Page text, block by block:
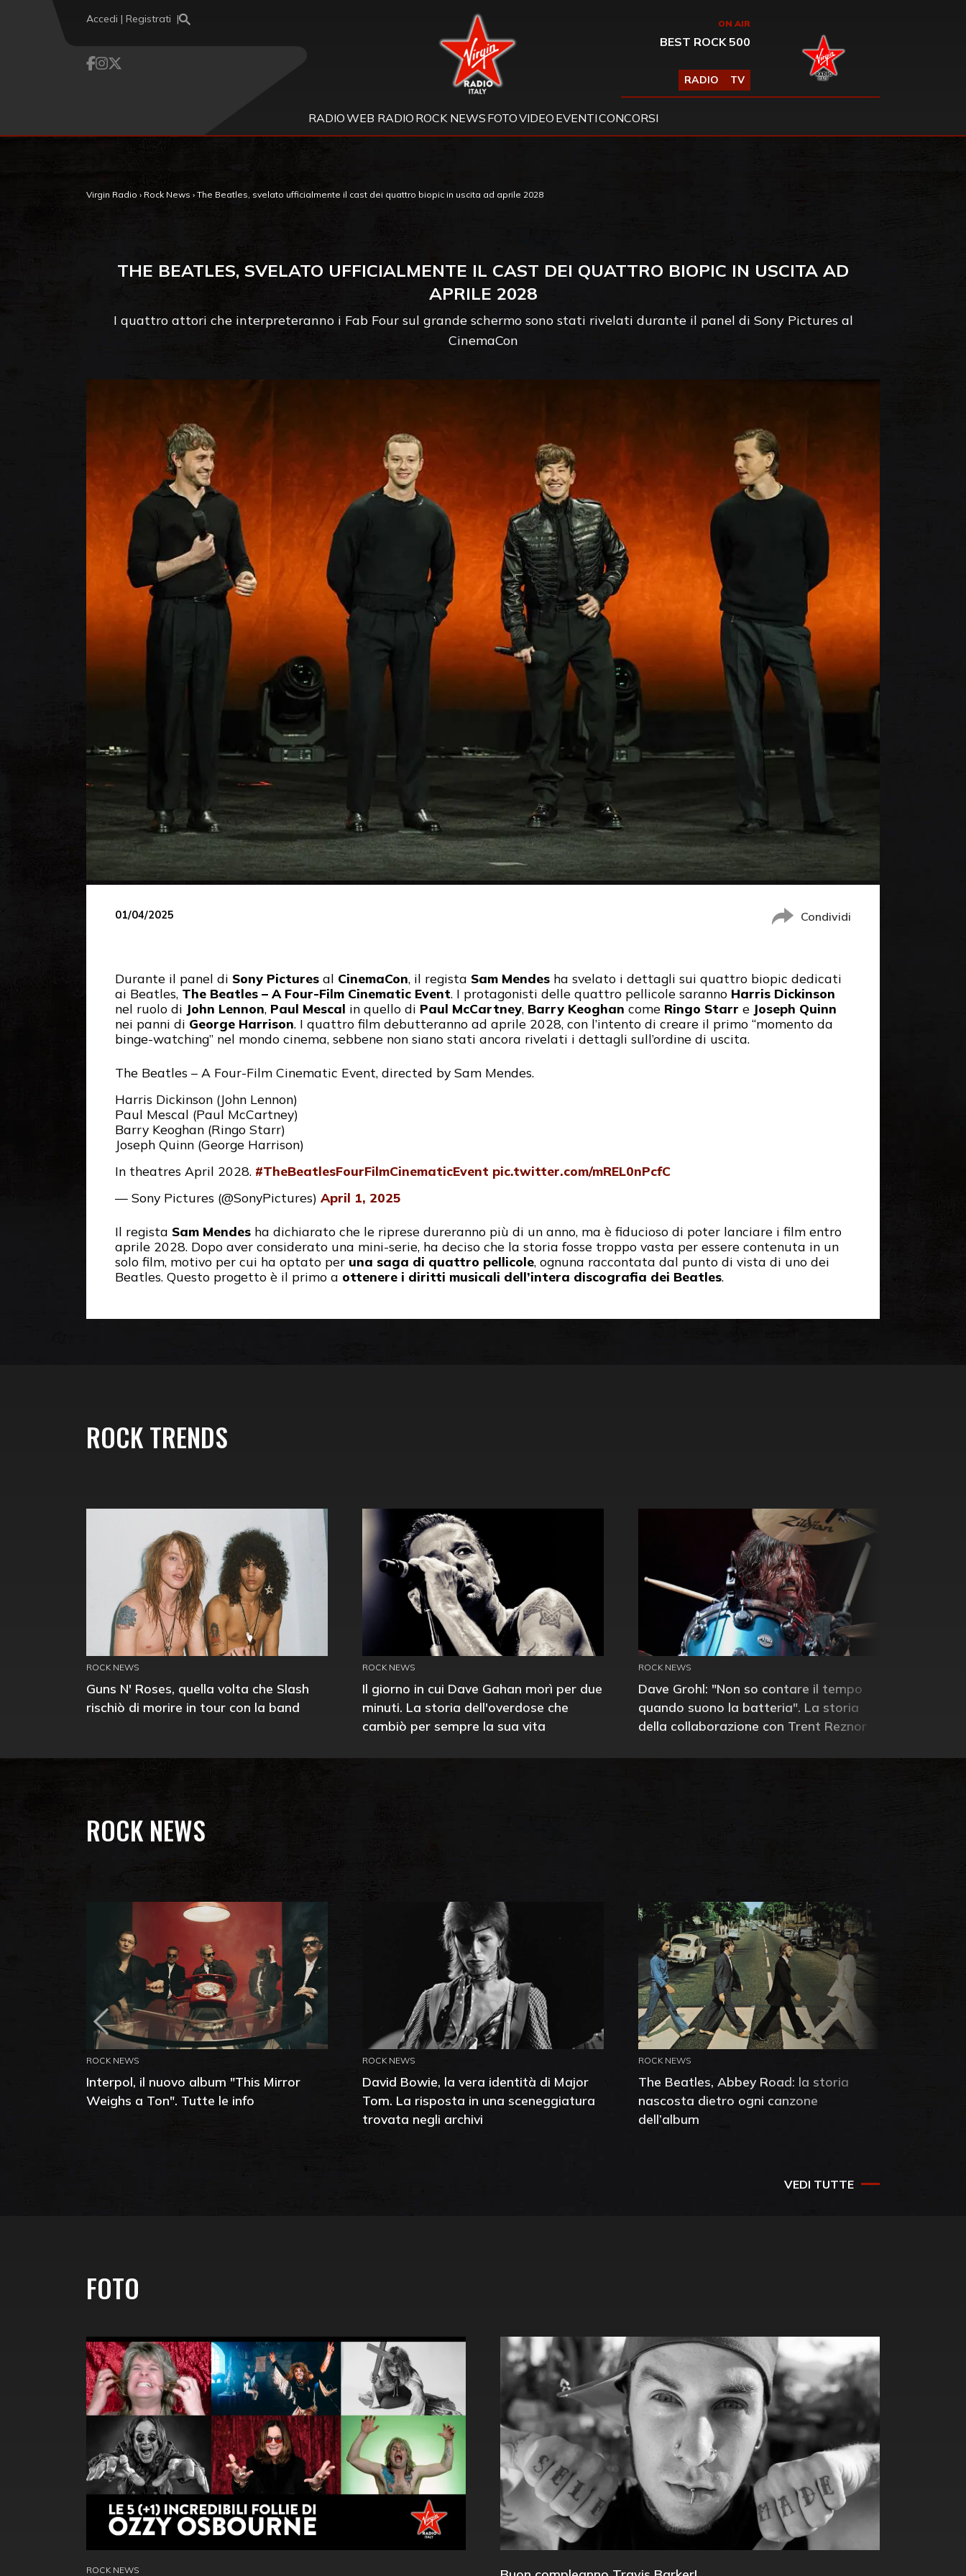
Accedi | Registrati Virgin Radio ON AIR
BEST ROCK 500
RADIO TV
RADIOWEB RADIO ROCK NEWS FOTOVIDEO EVENTICONCORSI
Virgin Radio › Rock News › The Beatles, svelato ufficialmente il cast dei quattro biopic in uscita ad aprile 2028
THE BEATLES, SVELATO UFFICIALMENTE IL CAST DEI QUATTRO BIOPIC IN USCITA AD
APRILE 2028
I quattro attori che interpreteranno i Fab Four sul grande schermo sono stati rivelati durante il panel di Sony Pictures al
CinemaCon
01/04/2025 Condividi
Durante il panel di Sony Pictures al CinemaCon, il regista Sam Mendes ha svelato i dettagli sui quattro biopic dedicati
ai Beatles, The Beatles – A Four-Film Cinematic Event. I protagonisti delle quattro pellicole saranno Harris Dickinson
nel ruolo di John Lennon, Paul Mescal in quello di Paul McCartney, Barry Keoghan come Ringo Starr e Joseph Quinn
nei panni di George Harrison. I quattro film debutteranno ad aprile 2028, con l’intento di creare il primo “momento da
binge-watching” nel mondo cinema, sebbene non siano stati ancora rivelati i dettagli sull’ordine di uscita.
The Beatles – A Four-Film Cinematic Event, directed by Sam Mendes.
Harris Dickinson (John Lennon)
Paul Mescal (Paul McCartney)
Barry Keoghan (Ringo Starr)
Joseph Quinn (George Harrison)
In theatres April 2028. #TheBeatlesFourFilmCinematicEvent pic.twitter.com/mREL0nPcfC
— Sony Pictures (@SonyPictures) April 1, 2025
Il regista Sam Mendes ha dichiarato che le riprese dureranno più di un anno, ma è fiducioso di poter lanciare i film entro
aprile 2028. Dopo aver considerato una mini-serie, ha deciso che la storia fosse troppo vasta per essere contenuta in un
solo film, motivo per cui ha optato per una saga di quattro pellicole, ognuna raccontata dal punto di vista di uno dei
Beatles. Questo progetto è il primo a ottenere i diritti musicali dell’intera discografia dei Beatles.
ROCK TRENDS
ROCK NEWS
Guns N' Roses, quella volta che Slash
rischiò di morire in tour con la band
ROCK NEWS
Il giorno in cui Dave Gahan morì per due
minuti. La storia dell'overdose che
cambiò per sempre la sua vita
ROCK NEWS
Dave Grohl: "Non so contare il tempo
quando suono la batteria". La storia
della collaborazione con Trent Reznor
ROCK NEWS
ROCK NEWS
Interpol, il nuovo album "This Mirror
Weighs a Ton". Tutte le info
ROCK NEWS
David Bowie, la vera identità di Major
Tom. La risposta in una sceneggiatura
trovata negli archivi
ROCK NEWS
The Beatles, Abbey Road: la storia
nascosta dietro ogni canzone
dell’album
VEDI TUTTE
FOTO
ROCK NEWS